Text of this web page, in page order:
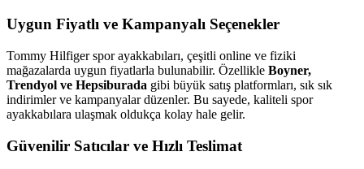
Uygun Fiyatlı ve Kampanyalı Seçenekler
Tommy Hilfiger spor ayakkabıları, çeşitli online ve fiziki
mağazalarda uygun fiyatlarla bulunabilir. Özellikle Boyner,
Trendyol ve Hepsiburada gibi büyük satış platformları, sık sık
indirimler ve kampanyalar düzenler. Bu sayede, kaliteli spor
ayakkabılara ulaşmak oldukça kolay hale gelir.
Güvenilir Satıcılar ve Hızlı Teslimat